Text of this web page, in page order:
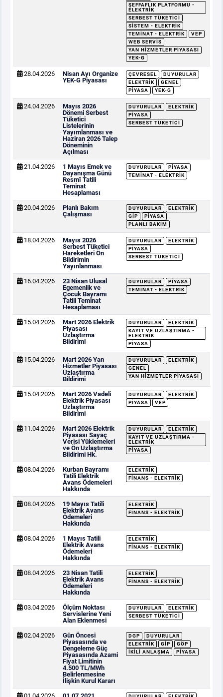
ŞEFFAFLIK PLATFORMU -
ELEKTRIK
SERBEST TÜKETICI
SISTEM - ELEKTRIK
TEMINAT - ELEKTRIK
VEP
WEB SERVIS
YAN HIZMETLER PIYASASI
YEK-G
28.04.2026
Nisan Ayı Organize
YEK-G Piyasası
ÇEVRESEL
DUYURULAR
ELEKTRIK
GENEL
PIYASA
YEK-G
24.04.2026
Mayıs 2026
Dönemi Serbest
Tüketici
Listelerinin
Yayımlanması ve
Haziran 2026 Talep
Döneminin
Açılması
DUYURULAR
ELEKTRIK
PIYASA
SERBEST TÜKETICI
21.04.2026
1 Mayıs Emek ve
Dayanışma Günü
Resmî Tatili
Teminat
Hesaplaması
DUYURULAR
PIYASA
TEMINAT - ELEKTRIK
20.04.2026
Planlı Bakım
Çalışması
DUYURULAR
ELEKTRIK
GİP
PIYASA
PLANLI BAKIM
18.04.2026
Mayıs 2026
Serbest Tüketici
Hareketleri Ön
Bildirimin
Yayınlanması
DUYURULAR
ELEKTRIK
PIYASA
SERBEST TÜKETICI
16.04.2026
23 Nisan Ulusal
Egemenlik ve
Çocuk Bayramı
Tatili Teminat
Hesaplaması
DUYURULAR
PIYASA
TEMINAT - ELEKTRIK
15.04.2026
Mart 2026 Elektrik
Piyasası
Uzlaştırma
Bildirimi
DUYURULAR
ELEKTRIK
KAYIT VE UZLAŞTIRMA -
ELEKTRIK
PIYASA
15.04.2026
Mart 2026 Yan
Hizmetler Piyasası
Uzlaştırma
Bildirimi
DUYURULAR
ELEKTRIK
GENEL
YAN HIZMETLER PIYASASI
15.04.2026
Mart 2026 Vadeli
Elektrik Piyasası
Uzlaştırma
Bildirimi
DUYURULAR
ELEKTRIK
PIYASA
VEP
11.04.2026
Mart 2026 Elektrik
Piyasası Sayaç
Verisi Yüklemeleri
ve Ön Uzlaştırma
Bildirimi Hk.
DUYURULAR
ELEKTRIK
KAYIT VE UZLAŞTIRMA -
ELEKTRIK
PIYASA
08.04.2026
Kurban Bayramı
Tatili Elektrik
Avans Ödemeleri
Hakkında
ELEKTRIK
FINANS - ELEKTRIK
08.04.2026
19 Mayıs Tatili
Elektrik Avans
Ödemeleri
Hakkında
ELEKTRIK
FINANS - ELEKTRIK
08.04.2026
1 Mayıs Tatili
Elektrik Avans
Ödemeleri
Hakkında
ELEKTRIK
FINANS - ELEKTRIK
08.04.2026
23 Nisan Tatili
Elektrik Avans
Ödemeleri
Hakkında
ELEKTRIK
FINANS - ELEKTRIK
03.04.2026
Ölçüm Noktası
Servislerine Yeni
Alan Eklenmesi
DUYURULAR
ELEKTRIK
SERBEST TÜKETICI
02.04.2026
Gün Öncesi
Piyasasında ve
Dengeleme Güç
Piyasasında Azami
Fiyat Limitinin
4.500 TL/MWh
Belirlenmesine
İlişkin Kurul Kararı
DGP
DUYURULAR
ELEKTRIK
GİP
GÖP
İKILI ANLAŞMA
PIYASA